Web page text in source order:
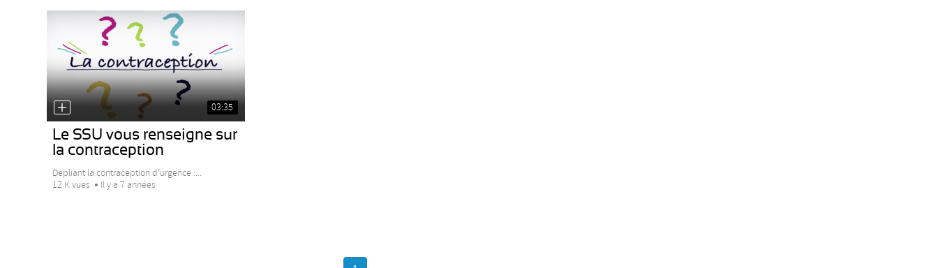
03:35
Le SSU vous renseigne sur
la contraception
Dépliant la contraception d’urgence :...
12 K vues
Il y a 7 années